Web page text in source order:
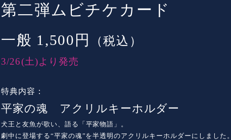
第二弾ムビチケカード
一般 1,500円 （税込）
3/26(土)より発売
特典内容：
平家の魂 アクリルキーホルダー
犬王と友魚が歌い、語る「平家物語」。
劇中に登場する“平家の魂”を半透明のアクリルキーホルダーにしました。